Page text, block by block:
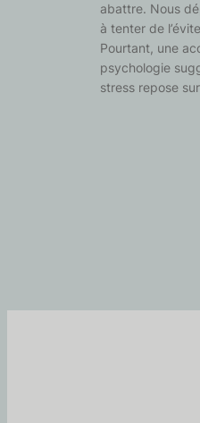
abattre. Nous
à tenter de
Pourtant, une
psychologie
stress repose